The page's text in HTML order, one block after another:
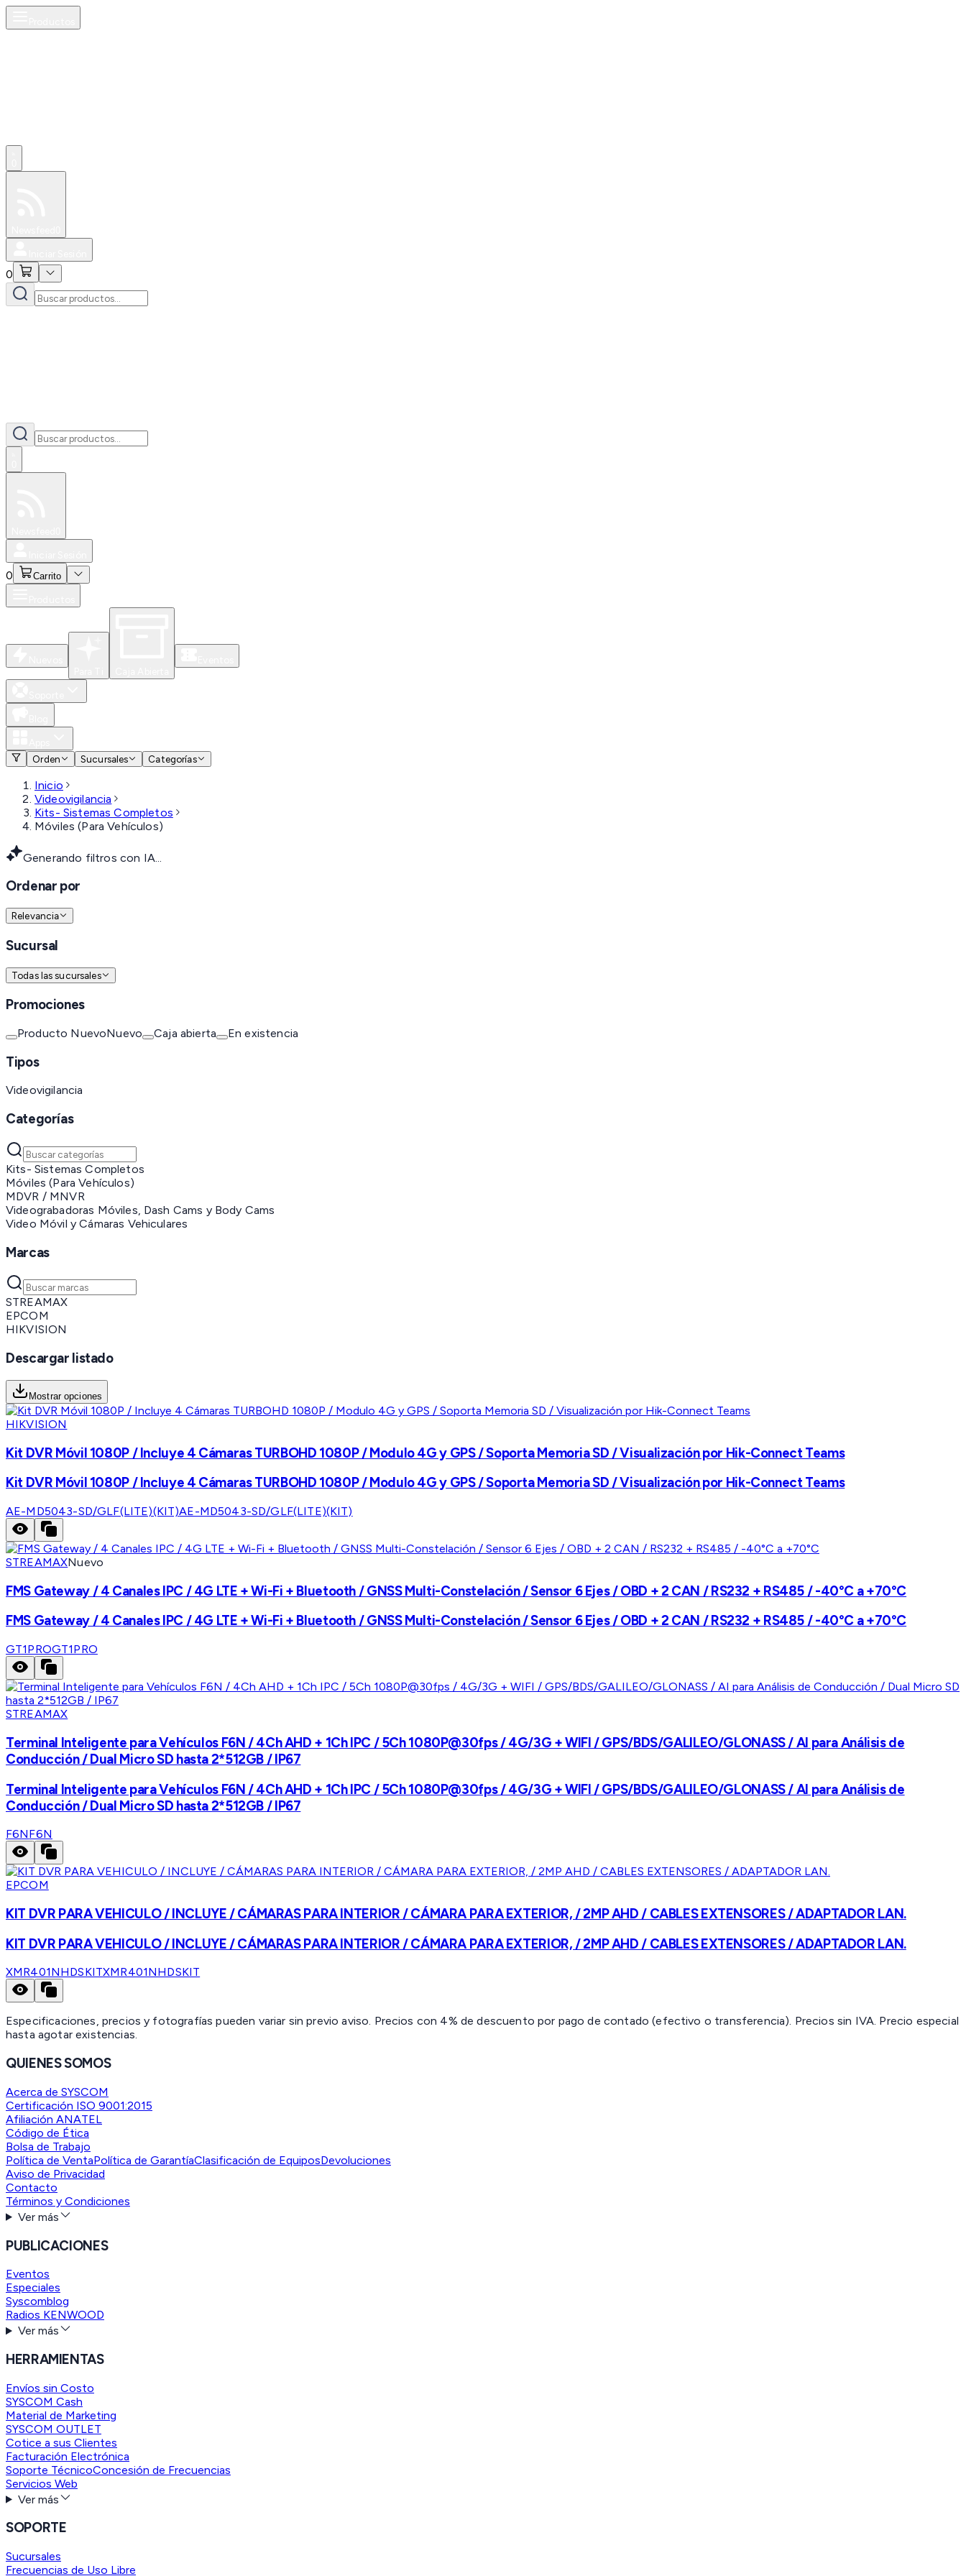
0
0 Carrito
Orden
Sucursales Categorías
Inicio
Videovigilancia
Kits- Sistemas Completos
Móviles (Para Vehículos)
Generando filtros con IA...
Ordenar por
Relevancia
Sucursal
Todas las sucursales
Promociones
Producto NuevoNuevo Caja abierta En existencia
Tipos
Videovigilancia
Categorías
Kits- Sistemas Completos
Móviles (Para Vehículos)
MDVR / MNVR
Videograbadoras Móviles, Dash Cams y Body Cams
Video Móvil y Cámaras Vehiculares
Marcas
STREAMAX
EPCOM
HIKVISION
Descargar listado
Mostrar opciones
HIKVISION
Kit DVR Móvil 1080P / Incluye 4 Cámaras TURBOHD 1080P / Modulo 4G y GPS / Soporta Memoria SD / Visualización por Hik-Connect Teams
Kit DVR Móvil 1080P / Incluye 4 Cámaras TURBOHD 1080P / Modulo 4G y GPS / Soporta Memoria SD / Visualización por Hik-Connect Teams
AE-MD5043-SD/GLF(LITE)(KIT)AE-MD5043-SD/GLF(LITE)(KIT)
STREAMAXNuevo
FMS Gateway / 4 Canales IPC / 4G LTE + Wi-Fi + Bluetooth / GNSS Multi-Constelación / Sensor 6 Ejes / OBD + 2 CAN / RS232 + RS485 / -40°C a +70°C
FMS Gateway / 4 Canales IPC / 4G LTE + Wi-Fi + Bluetooth / GNSS Multi-Constelación / Sensor 6 Ejes / OBD + 2 CAN / RS232 + RS485 / -40°C a +70°C
GT1PROGT1PRO
STREAMAX
Terminal Inteligente para Vehículos F6N / 4Ch AHD + 1Ch IPC / 5Ch 1080P@30fps / 4G/3G + WIFI / GPS/BDS/GALILEO/GLONASS / AI para Análisis de
Conducción / Dual Micro SD hasta 2*512GB / IP67
Terminal Inteligente para Vehículos F6N / 4Ch AHD + 1Ch IPC / 5Ch 1080P@30fps / 4G/3G + WIFI / GPS/BDS/GALILEO/GLONASS / AI para Análisis de
Conducción / Dual Micro SD hasta 2*512GB / IP67
F6NF6N
EPCOM
KIT DVR PARA VEHICULO / INCLUYE / CÁMARAS PARA INTERIOR / CÁMARA PARA EXTERIOR, / 2MP AHD / CABLES EXTENSORES / ADAPTADOR LAN.
KIT DVR PARA VEHICULO / INCLUYE / CÁMARAS PARA INTERIOR / CÁMARA PARA EXTERIOR, / 2MP AHD / CABLES EXTENSORES / ADAPTADOR LAN.
XMR401NHDSKITXMR401NHDSKIT
Especificaciones, precios y fotografías pueden variar sin previo aviso. Precios con 4% de descuento por pago de contado (efectivo o transferencia). Precios sin IVA. Precio especial
hasta agotar existencias.
QUIENES SOMOS
Acerca de SYSCOM
Certificación ISO 9001:2015
Afiliación ANATEL
Código de Ética
Bolsa de Trabajo
Política de VentaPolítica de GarantíaClasificación de EquiposDevoluciones
Aviso de Privacidad
Contacto
Términos y Condiciones
Ver más
PUBLICACIONES
Eventos
Especiales
Syscomblog
Radios KENWOOD
Ver más
HERRAMIENTAS
Envíos sin Costo
SYSCOM Cash
Material de Marketing
SYSCOM OUTLET
Cotice a sus Clientes
Facturación Electrónica
Soporte TécnicoConcesión de Frecuencias
Servicios Web
Ver más
SOPORTE
Sucursales
Frecuencias de Uso Libre